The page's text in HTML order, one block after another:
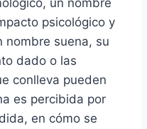
psicológico y
nombre suena, su
dado o las
conlleva pueden
es percibida por
en cómo se